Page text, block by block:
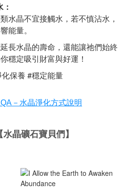
水晶不宜接觸水，若不慎沾水，
能量。
長水晶的壽命，還能讓祂們始終
穩定吸引財富與好運！
保養 #穩定能量
－水晶淨化方式說明
晶礦石寶貝們】